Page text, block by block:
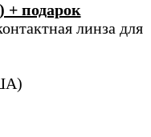
подарок
линза для